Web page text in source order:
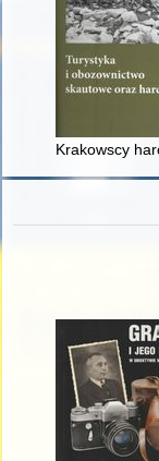
Krakowscy